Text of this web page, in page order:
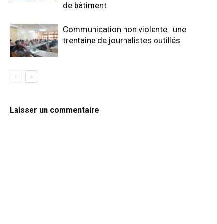
de bâtiment
Communication non violente : une
trentaine de journalistes outillés
Laisser un commentaire